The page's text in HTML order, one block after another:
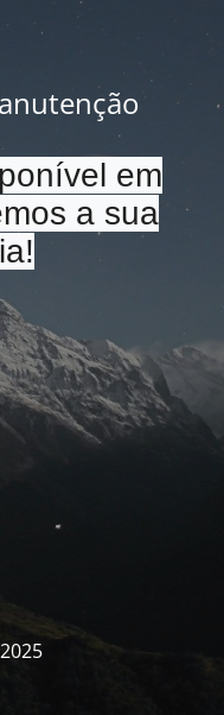
em
a sua